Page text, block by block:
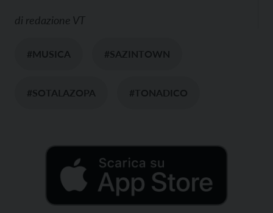
di redazione VT
#MUSICA #SAZINTOWN
#SOTALAZOPA #TONADICO